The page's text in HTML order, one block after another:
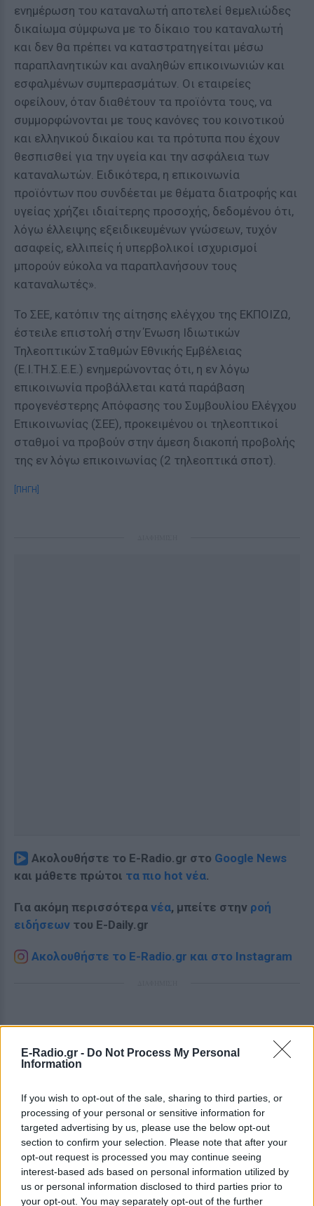
E-Radio.gr - Do Not Process My Personal
Information
If you wish to opt-out of the sale, sharing to third parties, or
processing of your personal or sensitive information for
targeted advertising by us, please use the below opt-out
section to confirm your selection. Please note that after your
opt-out request is processed you may continue seeing
interest-based ads based on personal information utilized by
us or personal information disclosed to third parties prior to
your opt-out. You may separately opt-out of the further
ενημέρωση του καταναλωτή αποτελεί θεμελιώδες
δικαίωμα σύμφωνα με το δίκαιο του καταναλωτή
και δεν θα πρέπει να καταστρατηγείται μέσω
παραπλανητικών και αναληθών επικοινωνιών και
εσφαλμένων συμπερασμάτων. Οι εταιρείες
οφείλουν, όταν διαθέτουν τα προϊόντα τους, να
συμμορφώνονται με τους κανόνες του κοινοτικού
και ελληνικού δικαίου και τα πρότυπα που έχουν
θεσπισθεί για την υγεία και την ασφάλεια των
καταναλωτών. Ειδικότερα, η επικοινωνία
προϊόντων που συνδέεται με θέματα διατροφής και
υγείας χρήζει ιδιαίτερης προσοχής, δεδομένου ότι,
λόγω έλλειψης εξειδικευμένων γνώσεων, τυχόν
ασαφείς, ελλιπείς ή υπερβολικοί ισχυρισμοί
μπορούν εύκολα να παραπλανήσουν τους
καταναλωτές».
Το ΣΕΕ, κατόπιν της αίτησης ελέγχου της ΕΚΠΟΙΖΩ,
έστειλε επιστολή στην Ένωση Ιδιωτικών
Τηλεοπτικών Σταθμών Εθνικής Εμβέλειας
(Ε.Ι.ΤΗ.Σ.Ε.Ε.) ενημερώνοντας ότι, η εν λόγω
επικοινωνία προβάλλεται κατά παράβαση
προγενέστερης Απόφασης του Συμβουλίου Ελέγχου
Επικοινωνίας (ΣΕΕ), προκειμένου οι τηλεοπτικοί
σταθμοί να προβούν στην άμεση διακοπή προβολής
της εν λόγω επικοινωνίας (2 τηλεοπτικά σποτ).
[ΠΗΓΗ]
Ακολουθήστε το E-Radio.gr στο Google News
και μάθετε πρώτοι τα πιο hot νέα.
Για ακόμη περισσότερα νέα, μπείτε στην ροή
ειδήσεων του E-Daily.gr
Ακολουθήστε το E-Radio.gr και στο Instagram